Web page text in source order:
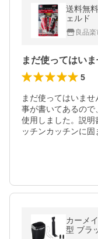
送料無
ェルド
良品
5
まだ使ってはいま
事が書いてあるので
使用しました。説明
ッチンカッチンに固
カーメ
型 ブラ